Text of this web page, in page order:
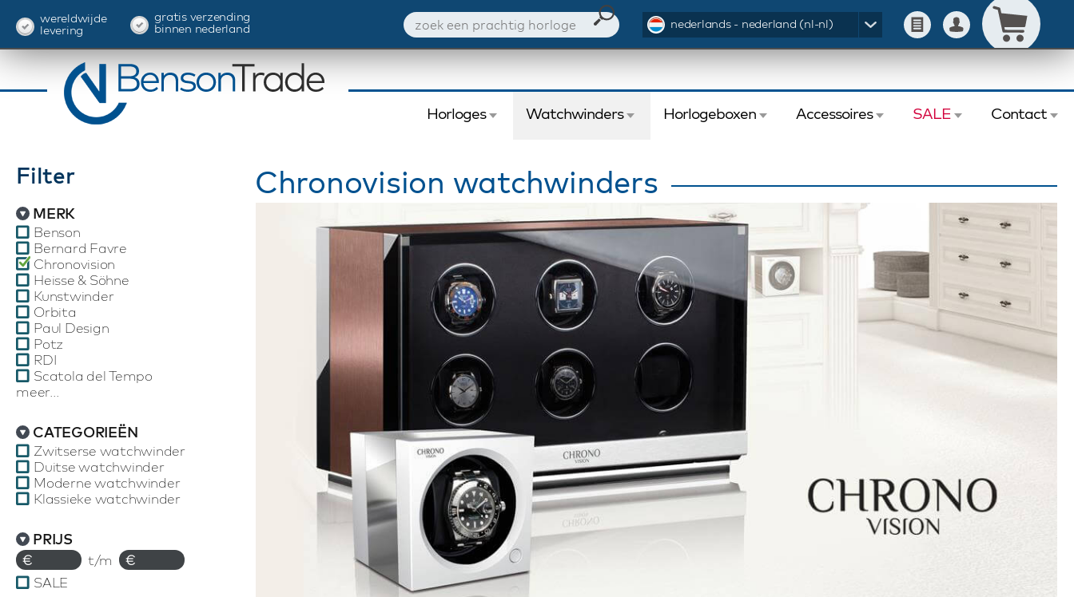
wereldwijde
levering
gratis verzending
binnen nederland nederlands - nederland (nl-nl)
Horloges Watchwinders Horlogeboxen Accessoires SALE Contact
Filter
MERK
Benson
Bernard Favre
Chronovision
Heisse & Söhne
Kunstwinder
Orbita
Paul Design
Potz
RDI
Scatola del Tempo
meer...
CATEGORIEËN
Zwitserse watchwinder
Duitse watchwinder
Moderne watchwinder
Klassieke watchwinder
PRIJS
€ t/m
€
SALE
Chronovision watchwinders